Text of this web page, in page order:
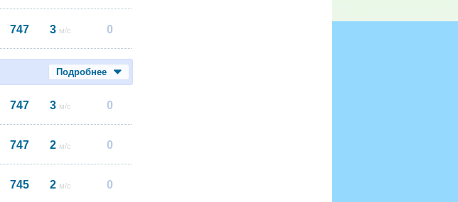
747 3 м/с 0
Подробнее
747 3 м/с 0
747 2 м/с 0
745 2 м/с 0